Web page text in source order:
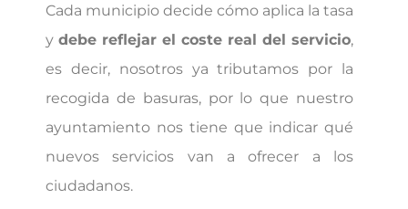
Cada municipio decide cómo aplica la tasa
ydebe reflejar el coste real del servicio,
es decir, nosotros ya tributamos por la
recogida de basuras, por lo que nuestro
ayuntamiento nos tiene que indicar qué
nuevos servicios van a ofrecer a los
ciudadanos.